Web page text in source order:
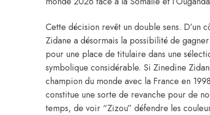
Cette décision revêt un double sens. D’un
Zidane a désormais la possibilité de
pour une place de titulaire dans une
symbolique considérable. Si Zinedine
champion du monde avec la France en
constitue une sorte de revanche pour de
temps, de voir “Zizou” défendre les